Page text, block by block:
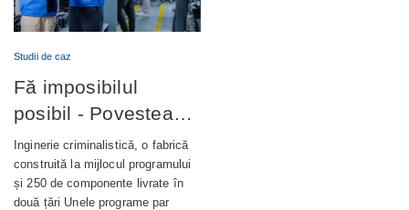
Studii de caz
Fă imposibilul
posibil - Povestea
completă din spatele
unui terminal bancar
de autoservire de
Inginerie criminalistică, o fabrică
construită la mijlocul programului
și 250 de componente livrate în
două țări Unele programe par